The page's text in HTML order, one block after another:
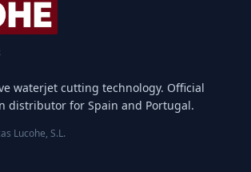
waterjet cutting technology. Official
distributor for Spain and Portugal.
Lucohe, S.L.